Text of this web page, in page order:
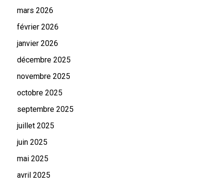
mars 2026
février 2026
janvier 2026
décembre 2025
novembre 2025
octobre 2025
septembre 2025
juillet 2025
juin 2025
mai 2025
avril 2025